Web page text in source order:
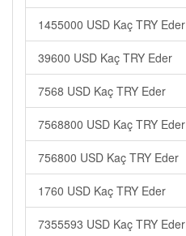
1455000 USD Kaç TRY Eder
39600 USD Kaç TRY Eder
7568 USD Kaç TRY Eder
7568800 USD Kaç TRY Eder
756800 USD Kaç TRY Eder
1760 USD Kaç TRY Eder
7355593 USD Kaç TRY Eder